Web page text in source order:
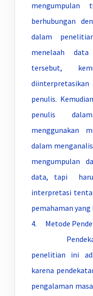
berhubungan
dalam
menelaah
tersebut,
penulis.
penulis
menggunakan
dalam
mengumpulan
data, tapi
interpretasi
pemahaman
4. Metode
penelitian ini
karena
pengalaman